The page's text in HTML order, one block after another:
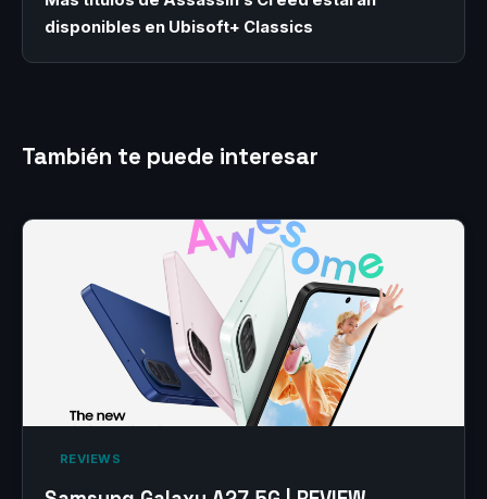
disponibles en Ubisoft+ Classics
También te puede interesar
‎ REVIEWS‎